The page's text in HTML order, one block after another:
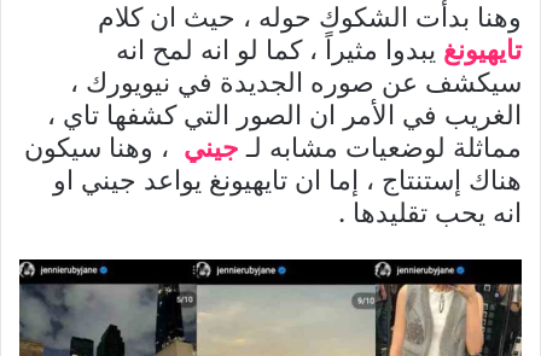
وهنا بدأت الشكوك حوله ، حيث ان كلام
تايهيونغ يبدوا مثيراً ، كما لو انه لمح انه
سيكشف عن صوره الجديدة في نيويورك ،
الغريب في الأمر ان الصور التي كشفها تاي ،
مماثلة لوضعيات مشابه لـ جيني ، وهنا سيكون
هناك إستنتاج ، إما ان تايهيونغ يواعد جيني او
انه يحب تقليدها .